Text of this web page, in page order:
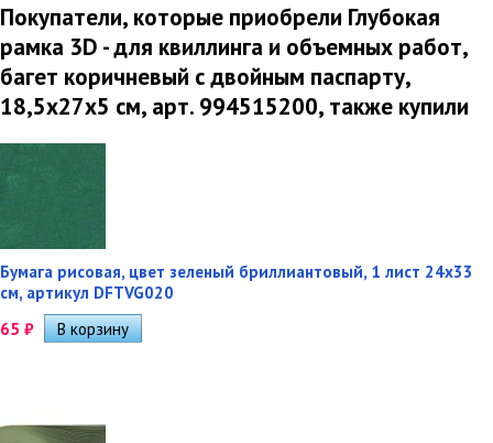
Покупатели, которые приобрели Глубокая
рамка 3D - для квиллинга и объемных работ,
багет коричневый с двойным паспарту,
18,5х27х5 см, арт. 994515200, также купили
Бумага рисовая, цвет зеленый бриллиантовый, 1 лист 24х33
см, артикул DFTVG020
65 ₽